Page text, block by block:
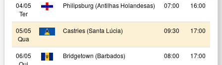
04/05
Ter
Philipsburg (Antilhas Holandesas) 07:00 16:00
05/05
Qua
Castries (Santa Lúcia) 09:30 17:00
06/05
Bridgetown (Barbados) 08:00 17:00